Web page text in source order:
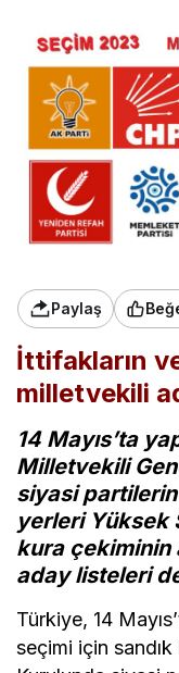
Paylaş
İttifakların
milletvekili
14 Mayıs’ta
Milletvekili
siyasi
yerleri Yüksek
kura çekiminin
aday listeleri
Türkiye, 14
seçimi için